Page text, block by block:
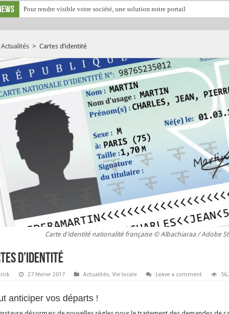
Pour rendre visible votre société, une solution notre portail
Actualités > Cartes d’identité
Carte d'identité nationalité française © Albachiaraa / Adobe
d’identité
27 février 2017 Actualités, Vie locale Leave a comment
anticiper vos départs !